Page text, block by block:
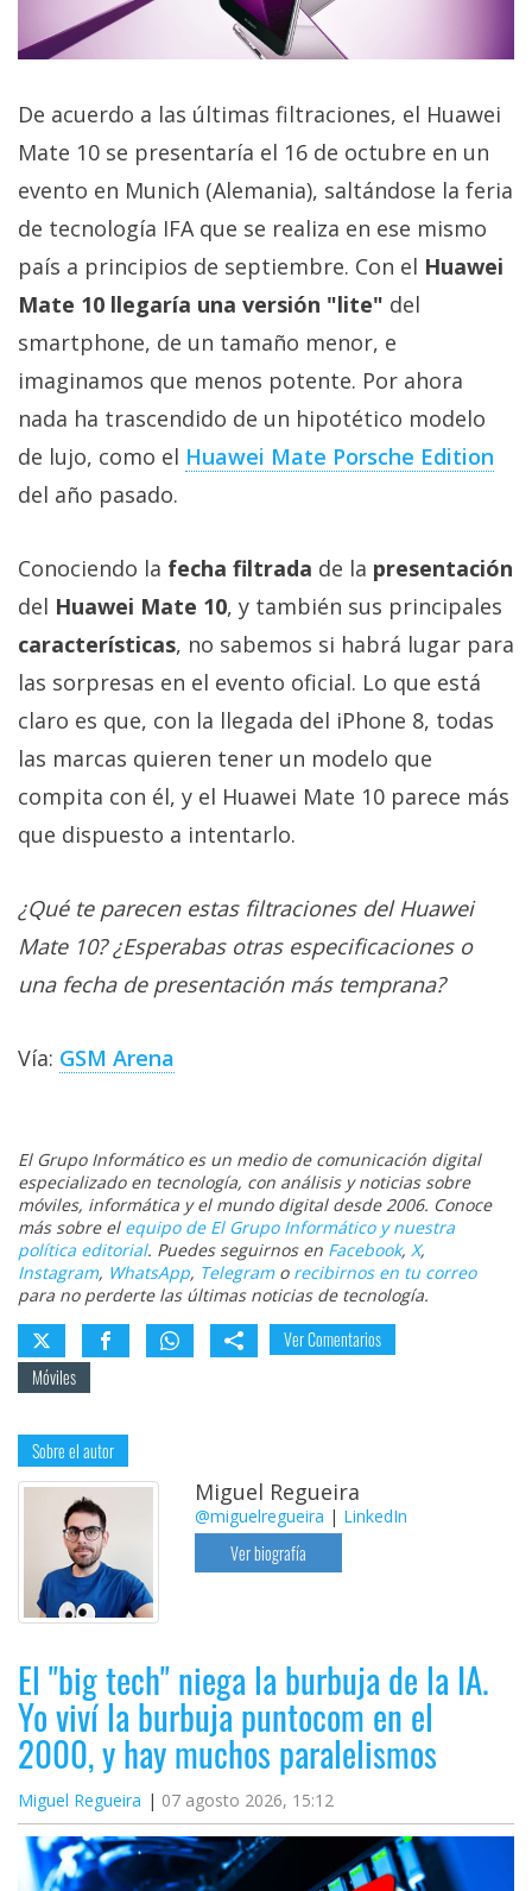
De acuerdo a las últimas filtraciones, el Huawei
Mate 10 se presentaría el 16 de octubre en un
evento en Munich (Alemania), saltándose la feria
de tecnología IFA que se realiza en ese mismo
país a principios de septiembre. Con el Huawei
Mate 10 llegaría una versión "lite" del
smartphone, de un tamaño menor, e
imaginamos que menos potente. Por ahora
nada ha trascendido de un hipotético modelo
de lujo, como el Huawei Mate Porsche Edition
del año pasado.
Conociendo la fecha filtrada de la presentación
del Huawei Mate 10, y también sus principales
características, no sabemos si habrá lugar para
las sorpresas en el evento oficial. Lo que está
claro es que, con la llegada del iPhone 8, todas
las marcas quieren tener un modelo que
compita con él, y el Huawei Mate 10 parece más
que dispuesto a intentarlo.
¿Qué te parecen estas filtraciones del Huawei
Mate 10? ¿Esperabas otras especificaciones o
una fecha de presentación más temprana?
Vía: GSM Arena
El Grupo Informático es un medio de comunicación digital
especializado en tecnología, con análisis y noticias sobre
móviles, informática y el mundo digital desde 2006. Conoce
más sobre el equipo de El Grupo Informático y nuestra
política editorial. Puedes seguirnos en Facebook, X,
Instagram, WhatsApp, Telegramo recibirnos en tu correo
para no perderte las últimas noticias de tecnología.
Ver Comentarios
Móviles
Sobre el autor
Miguel Regueira
@miguelregueira | LinkedIn
Ver biografía
El "big tech" niega la burbuja de la IA.
Yo viví la burbuja puntocom en el
2000, y hay muchos paralelismos
Miguel Regueira 07 agosto 2026, 15:12